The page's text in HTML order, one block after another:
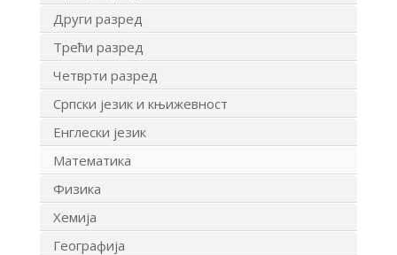
Други разред
Трећи разред
Четврти разред
Српски језик и књижевност
Енглески језик
Математика
Физика
Хемија
Географија